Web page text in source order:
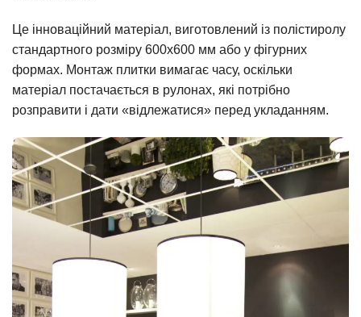
Це інноваційний матеріал, виготовлений із полістиролу
стандартного розміру 600х600 мм або у фігурних
формах. Монтаж плитки вимагає часу, оскільки
матеріал постачається в рулонах, які потрібно
розправити і дати «відлежатися» перед укладанням.